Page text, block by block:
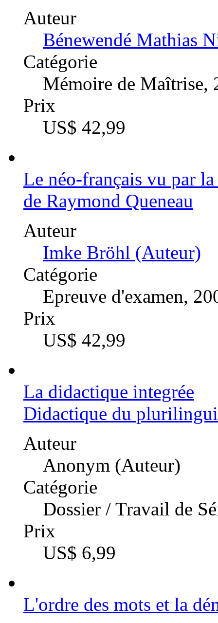
Auteur
Bénewendé Mathias
Catégorie
Mémoire de Maîtrise,
Prix
US$ 42,99
Le néo-français vu par
de Raymond Queneau
Auteur
Imke Bröhl (Auteur)
Catégorie
Epreuve d'examen,
Prix
US$ 42,99
La didactique integrée
Didactique du
Auteur
Anonym (Auteur)
Catégorie
Dossier / Travail de
Prix
US$ 6,99
L'ordre des mots et la